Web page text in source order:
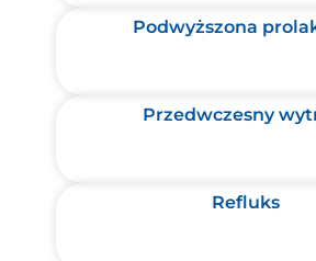
Podwyższona
Przedwczesny
Refluks